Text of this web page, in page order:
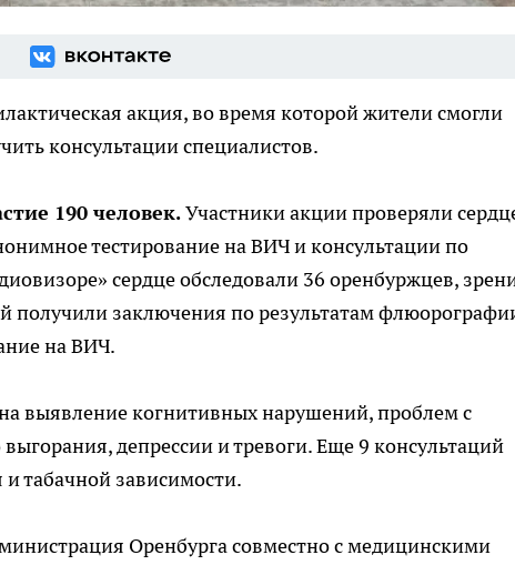
акция, во время которой жители смогли
консультации специалистов.
190 человек.Участники акции проверяли
тестирование на ВИЧ и консультации по
сердце обследовали 36 оренбуржцев,
получили заключения по результатам
на ВИЧ.
выявление когнитивных нарушений, проблем с
депрессии и тревоги. Еще 9 консультаций
и табачной зависимости.
Оренбурга совместно с медицинскими